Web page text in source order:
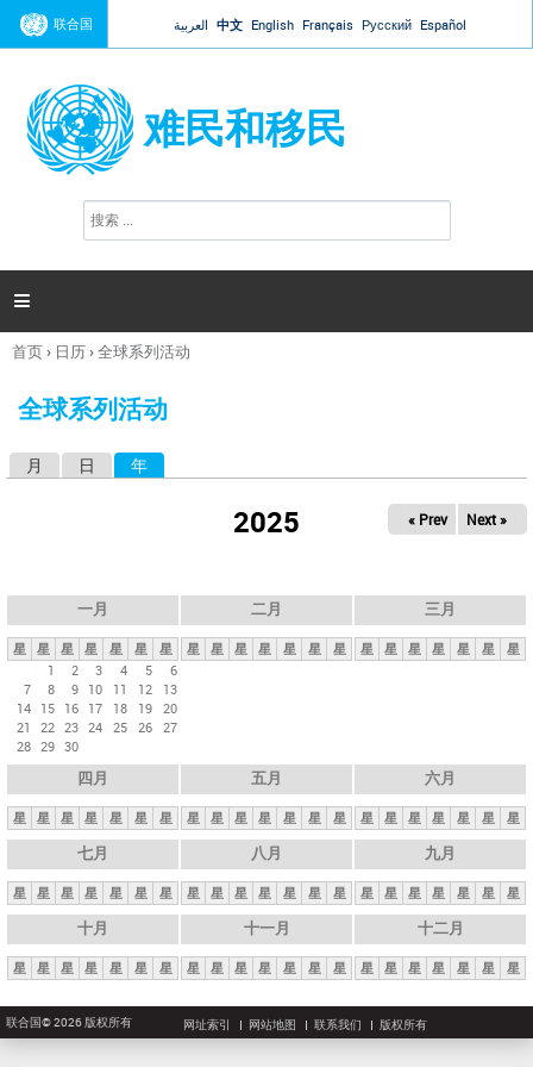
Jump to navigation
联合国 العربية 中文 English Français Русский Español
难民和移民
搜
索

你
这
首页› 日历›全球系列活动
全球系列活动
月 日 年
2025 « Prev Next »
一月
星 星 星 星 星 星
星
1
2 3 4 5
6
7
8 9 10 11 12
13
14 15 16 17 18 19 20
21
22 23 24 25 26 27
28 29 30
二月
星 星 星 星 星 星 星
三月
星 星 星 星 星 星 星
四月
星 星 星 星 星 星 星
五月
星 星 星 星 星 星 星
六月
星 星 星 星 星 星 星
七月
星 星 星 星 星 星 星
八月
星 星 星 星 星 星 星
九月
星 星 星 星 星 星 星
十月
星 星 星 星 星 星 星
十一月
星 星 星 星 星 星 星
十二月
星 星 星 星 星 星 星
联合国© 2026 版权所有 网址索引 网站地图 联系我们 版权所有